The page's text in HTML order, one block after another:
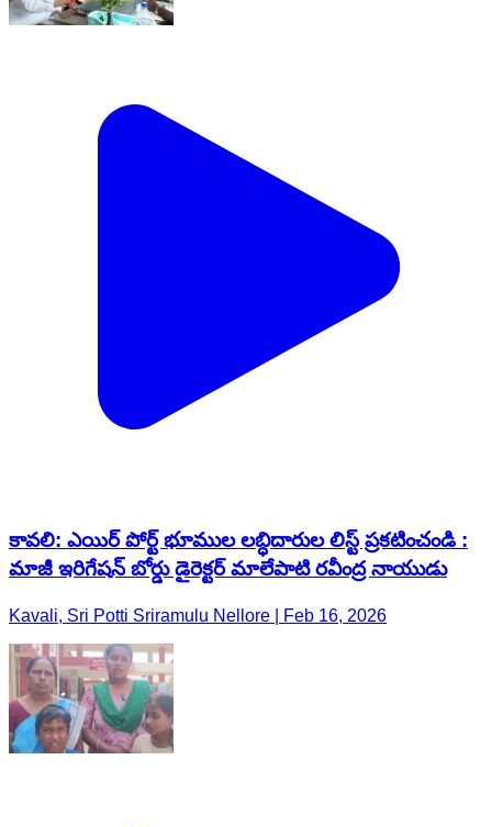
కావలి: ఎయిర్ పోర్ట్ భూముల లబ్ధిదారుల లిస్ట్ ప్రకటించండి :
మాజీ ఇరిగేషన్ బోర్డు డైరెక్టర్ మాలేపాటి రవీంద్ర నాయుడు
Kavali, Sri Potti Sriramulu Nellore | Feb 16, 2026